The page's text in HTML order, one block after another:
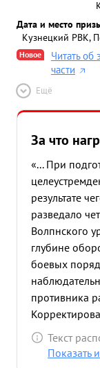
Дата и место
Кузнецкий РВК,
Новое
Читать об
части
Ещё
За что
«... При
результате
разведало
Волпнского
глубине
боевых
противника
Текст
Показать